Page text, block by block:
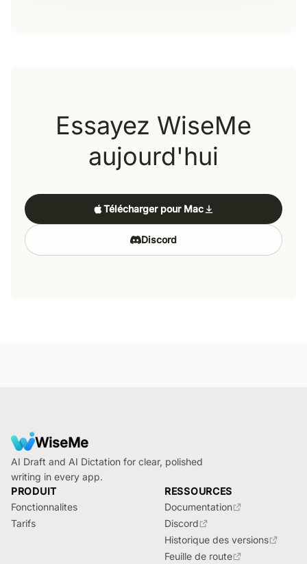
Essayez WiseMe
aujourd'hui
Télécharger pour Mac
Discord
FooterWiseMe
AI Draft and AI Dictation for clear, polished
writing in every app.
PRODUIT
Fonctionnalites
Tarifs
RESSOURCES
Documentation
Discord
Historique des versions
Feuille de route